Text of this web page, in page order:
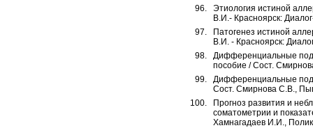
Этиология истиной
В.И.- Красноярск:
Патогенез истиной
В.И. - Красноярск:
Дифференциальные
пособие / Сост.
Дифференциальные
Сост. Смирнова С.В.,
Прогноз развития и
соматометрии и
Хамнагадаев И.И.,